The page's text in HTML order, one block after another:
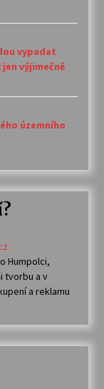
vypadat
výjimečně
územního
Humpolci,
tvorbu a v
a reklamu